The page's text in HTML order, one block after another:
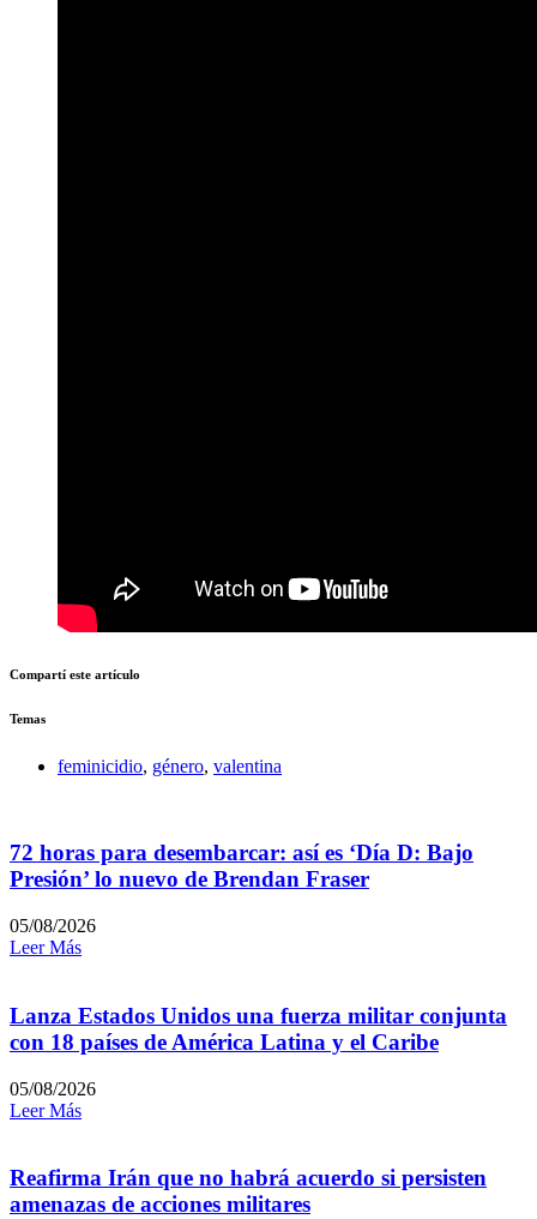
Compartí este artículo
Temas
feminicidio, género, valentina
72 horas para desembarcar: así es ‘Día D: Bajo
Presión’ lo nuevo de Brendan Fraser
05/08/2026
Leer Más
Lanza Estados Unidos una fuerza militar conjunta
con 18 países de América Latina y el Caribe
05/08/2026
Leer Más
Reafirma Irán que no habrá acuerdo si persisten
amenazas de acciones militares